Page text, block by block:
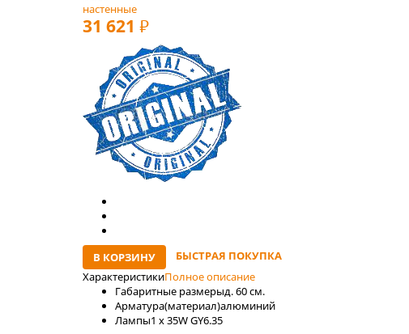
настенные
31 621 РУБ
В КОРЗИНУ
БЫСТРАЯ ПОКУПКА
ХарактеристикиПолное описание
Габаритные размерыд. 60 см.
Арматура(материал)алюминий
Лaмпы1 x 35W GY6.35